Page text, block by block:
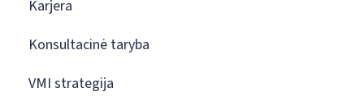
Karjera
Konsultacinė taryba
VMI strategija